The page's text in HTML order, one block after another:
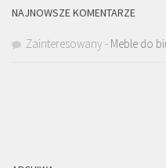
NAJNOWSZE KOMENTARZE
Zainteresowany - Meble do